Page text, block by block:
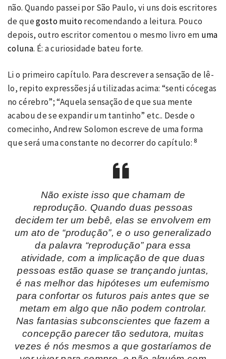
não. Quando passei por São Paulo, vi uns dois escritores
de quegostomuitorecomendando a leitura. Pouco
depois, outro escritor comentou o mesmo livro em uma
coluna. É: a curiosidade bateu forte.
Li o primeiro capítulo. Para descrever a sensação de lê-
lo, repito expressões já utilizadas acima: “senti cócegas
no cérebro”; “Aquela sensação de que sua mente
acabou de se expandir um tantinho” etc.. Desde o
comecinho, Andrew Solomon escreve de uma forma
que será uma constante no decorrer do capítulo: 8
Não existe isso que chamam de
reprodução. Quando duas pessoas
decidem ter um bebê, elas se envolvem em
um ato de “produção”, e o uso generalizado
da palavra “reprodução” para essa
atividade, com a implicação de que duas
pessoas estão quase se trançando juntas,
é nas melhor das hipóteses um eufemismo
para confortar os futuros pais antes que se
metam em algo que não podem controlar.
Nas fantasias subconscientes que fazem a
concepção parecer tão sedutora, muitas
vezes é nós mesmos a que gostaríamos de